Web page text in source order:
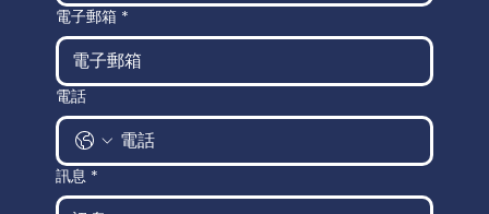
電子郵箱 *
電話
訊息 *